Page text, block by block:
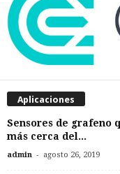
Aplicaciones
Sensores de grafeno
más cerca del...
admin - agosto 26, 2019